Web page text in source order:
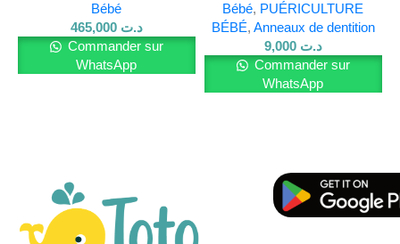
Bébé
د.ت 465,000
Commander sur
WhatsApp
Bébé, PUÉRICULTURE
BÉBÉ, Anneaux de dentition
د.ت 9,000
Commander sur
WhatsApp